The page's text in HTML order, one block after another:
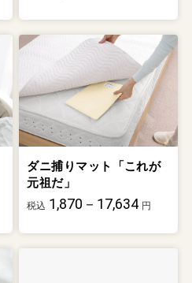
ダニ捕りマット「これが
元祖だ」
税込 1,870－17,634 円